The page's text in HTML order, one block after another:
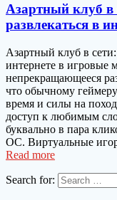
Азартный клуб в
развлекаться в
Азартный клуб в сети:
интернете в игровые
непрекращающееся
что обычному геймеру
время и силы на
доступ к любимым
буквально в пара
ОС. Виртуальные
Read more
Search for: